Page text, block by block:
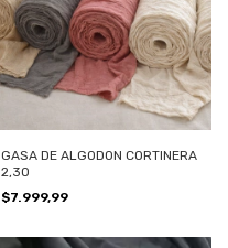
GASA DE ALGODON CORTINERA
2,3O
$7.999,99